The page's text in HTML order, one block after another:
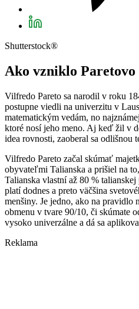
Shutterstock®
Ako vzniklo
Vilfredo Pareto sa narodil v roku
postupne viedli na univerzitu v
matematickým vedám, no
ktoré nosí jeho meno. Aj keď žil v
idea rovnosti, zaoberal sa odlišnou
Vilfredo Pareto začal skúmať
obyvateľmi Talianska a prišiel na
Talianska vlastní až 80 %
platí dodnes a preto väčšina
menšiny. Je jedno, ako na pravidlo
obmenu v tvare 90/10, či skúmate
vysoko univerzálne a dá sa
Reklama